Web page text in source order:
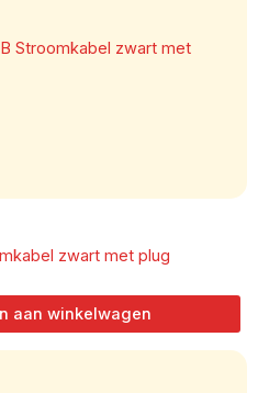
zwart met plug
aan winkelwagen